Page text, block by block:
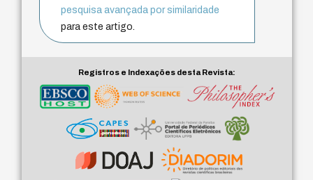
pesquisa avançada por similaridade
para este artigo.
Registros e Indexações desta Revista: